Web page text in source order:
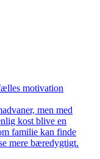
motivation
men med
kost blive en
familie kan finde
mere bæredygtigt.